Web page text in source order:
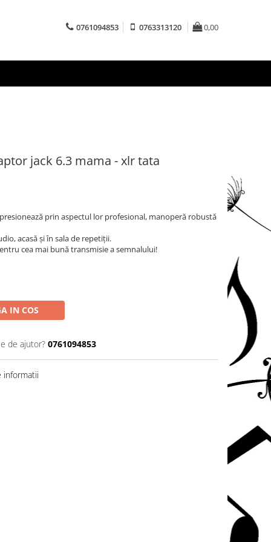
0761094853 0763313120 0,00
jack 6.3 mama - xlr tata
prin aspectul lor profesional, manoperă robustă
acasă și în sala de repetiții.
cea mai bună transmisie a semnalului!
IN COS
de ajutor? 0761094853
informatii